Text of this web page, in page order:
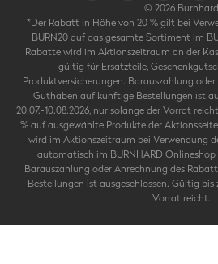
© 2026 Burnhard
*Der Rabatt in Höhe von 20 % gilt bei
BURN20 auf das gesamte Sortiment im
Rabatte wird im Aktionszeitraum an der
gültig für Ersatzteile,
Produktversicherungen. Barauszahlung
Guthaben auf künftige Bestellungen ist
20.07.-10.08.2026, nur solange der Vorrat
% auf ausgewählte Produkte der
wird im Aktionszeitraum bei Verwendung
automatisch im BURNHARD Onlineshop
Barauszahlung oder Anrechnung des
Bestellungen ist ausgeschlossen. Gültig bis
Vorrat reicht.